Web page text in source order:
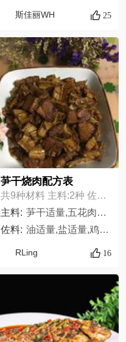
斯佳丽WH 25
芛干烧肉配方表
共9种材料 主料:2种 佐料:7种
主料: 芛干适量,五花肉一块,
佐料: 油适量,盐适量,鸡精适量,生抽适量,老抽适量,料酒适量,冰糖一小块
RLing 16